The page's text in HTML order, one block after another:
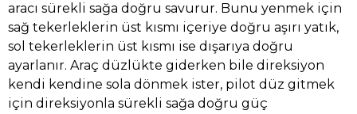
aracı sürekli sağa doğru savurur. Bunu yenmek için
sağ tekerleklerin üst kısmı içeriye doğru aşırı yatık,
sol tekerleklerin üst kısmı ise dışarıya doğru
ayarlanır. Araç düzlükte giderken bile direksiyon
kendi kendine sola dönmek ister, pilot düz gitmek
için direksiyonla sürekli sağa doğru güç